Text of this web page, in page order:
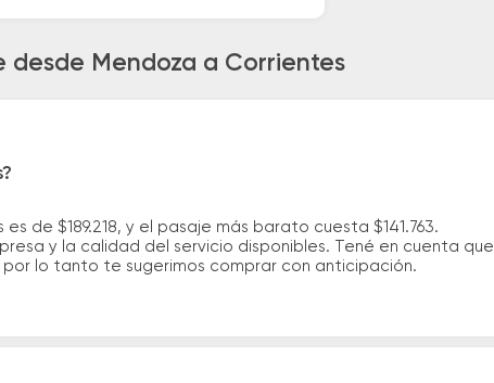
desde Mendoza a Corrientes
de $189.218, y el pasaje más barato cuesta $141.763.
y la calidad del servicio disponibles. Tené en cuenta que
lo tanto te sugerimos comprar con anticipación.